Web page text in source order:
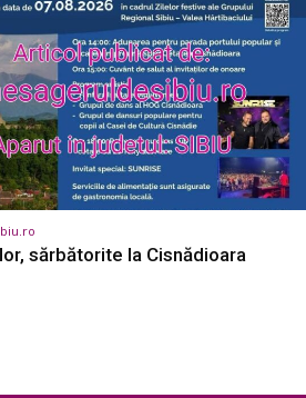
sărbătorite la Cisnădioara